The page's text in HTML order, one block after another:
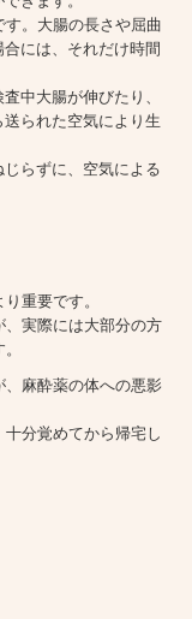
。大腸の長さや屈曲
には、それだけ時間
中大腸が伸びたり、
られた空気により生
らずに、空気による
重要です。
実際には大部分の方
麻酔薬の体への悪影
分覚めてから帰宅し